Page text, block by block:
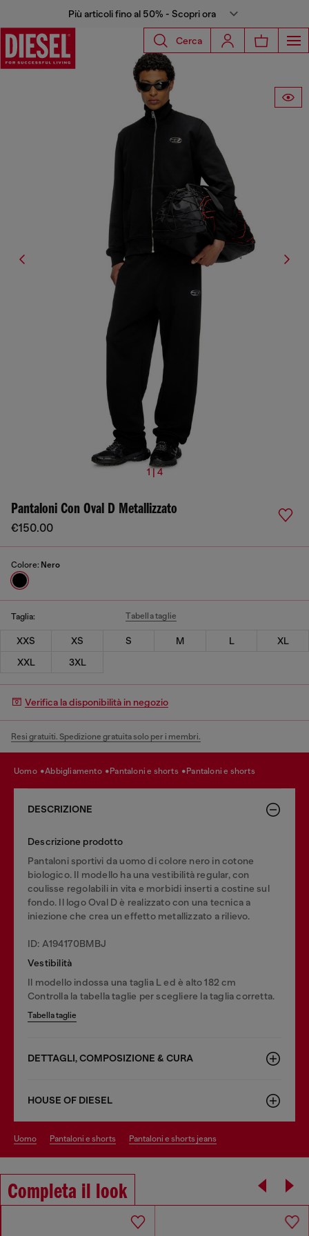
Più articoli fino al 50% - Scopri ora
Cerca
1 | 4
Pantaloni Con Oval D Metallizzato
€150.00
Colore: Nero
Taglia: Tabella taglie
XXS XS S M L
XL
XXL
3XL
Verifica la disponibilità in negozio
Resi gratuiti. Spedizione gratuita solo per i membri.
uomo abbigliamento pantaloni e shorts pantaloni e shorts
DESCRIZIONE
Descrizione prodotto
Pantaloni sportivi da uomo di colore nero in cotone
biologico. Il modello ha una vestibilità regular, con
coulisse regolabili in vita e morbidi inserti a costine sul
fondo. Il logo Oval D è realizzato con una tecnica a
iniezione che crea un effetto metallizzato a rilievo.
ID: A194170BMBJ
Vestibilità
Il modello indossa una taglia L ed è alto 182 cm
Controlla la tabella taglie per scegliere la taglia corretta.
Tabella taglie
DETTAGLI, COMPOSIZIONE & CURA
HOUSE OF DIESEL
uomo pantaloni e shorts pantaloni e shorts jeans
Completa il look